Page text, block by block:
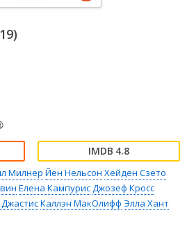
4.8
Милнер Йен Нельсон Хейден Сзето
Елена КампурисДжозеф Кросс
Каллэн МакОлифф Элла Хант